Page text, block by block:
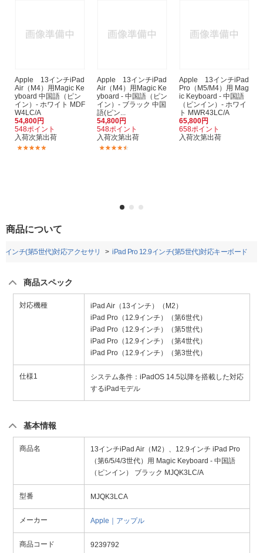
Apple 13インチiPad
Air（M4）用Magic Ke
yboard 中国語（ピン
イン）- ホワイト MDF
W4LC/A
54,800円
548ポイント
入荷次第出荷
Apple 13インチiPad
Air（M4）用Magic Ke
yboard - 中国語（ピン
イン）- ブラック 中国
語(ピン...
54,800円
548ポイント
入荷次第出荷
Apple 13インチiPad
Pro（M5/M4）用 Mag
ic Keyboard - 中国語
（ピンイン）- ホワイ
ト MWR43LC/A
65,800円
658ポイント
入荷次第出荷
商品について
インチ(第5世代)対応アクセサリ iPad Pro 12.9インチ(第5世代)対応キーボード
商品スペック
対応機種
iPad Air（13インチ）（M2）
iPad Pro（12.9インチ）（第6世代）
iPad Pro（12.9インチ）（第5世代）
iPad Pro（12.9インチ）（第4世代）
iPad Pro（12.9インチ）（第3世代）
仕様1
システム条件：iPadOS 14.5以降を搭載した対応
するiPadモデル
基本情報
商品名
13インチiPad Air（M2）、12.9インチ iPad Pro
（第6/5/4/3世代）用 Magic Keyboard - 中国語
（ピンイン） ブラック MJQK3LC/A
型番 MJQK3LCA
メーカー Apple｜アップル
商品コード 9239792